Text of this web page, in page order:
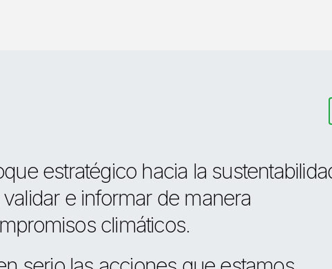
estratégico hacia la
e informar de manera
climáticos.